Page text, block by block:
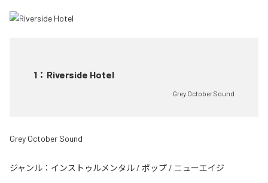
1 ： Riverside Hotel
Grey October Sound
Grey October Sound
ジャンル： インストゥルメンタル / ポップ / ニューエイジ